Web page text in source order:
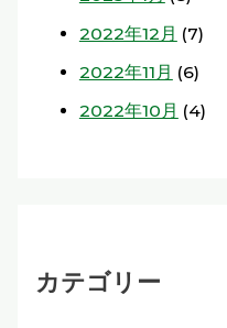
2022年12月 (7)
2022年11月 (6)
2022年10月 (4)
カテゴリー